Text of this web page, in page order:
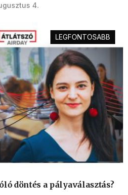
4.
LEGFONTOSABB
döntés a pályaválasztás?